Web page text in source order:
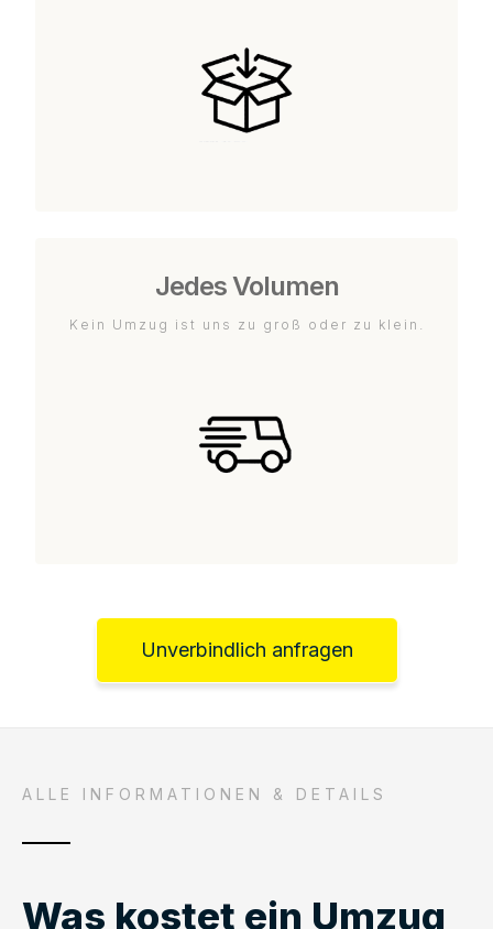
Jedes Volumen
Kein Umzug ist uns zu groß oder zu klein.
Unverbindlich anfragen
ALLE INFORMATIONEN & DETAILS
Was kostet ein Umzug